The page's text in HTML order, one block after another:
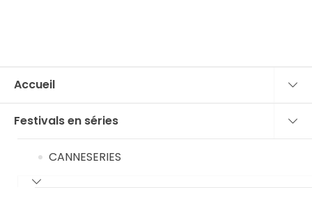
Accueil
Festivals en séries
CANNESERIES